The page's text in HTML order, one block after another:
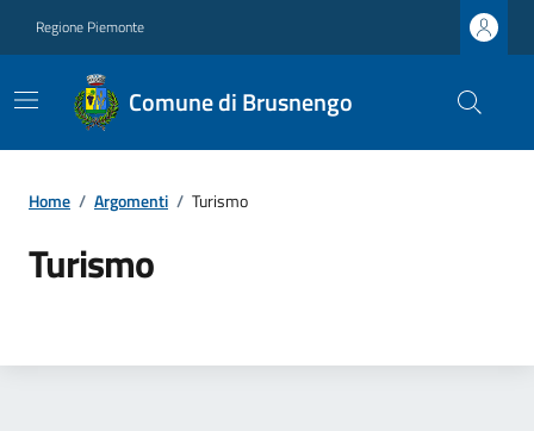
Regione Piemonte
Comune di Brusnengo
Home / Argomenti / Turismo
Turismo